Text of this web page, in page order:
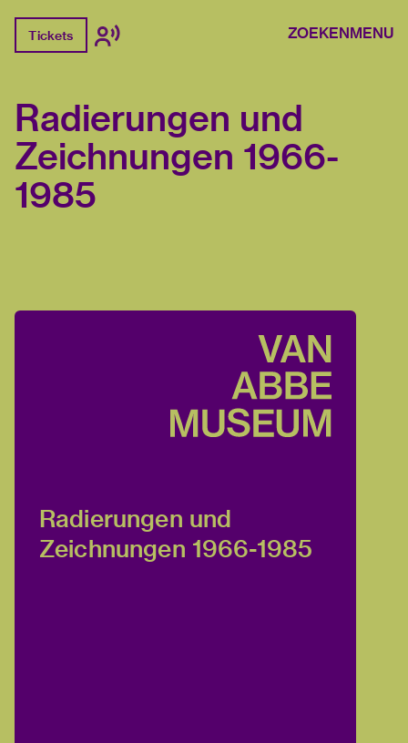
Tickets ZOEKENMENU
Radierungen und
Zeichnungen 1966-
1985
Radierungen und
Zeichnungen 1966-1985